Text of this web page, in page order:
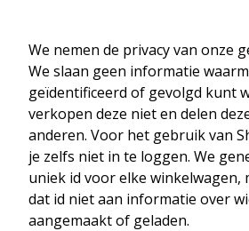
We nemen de privacy van onze
We slaan geen informatie
geïdentificeerd of gevolgd kunt
verkopen deze niet en delen
anderen. Voor het gebruik van
je zelfs niet in te loggen. We
uniek id voor elke winkelwagen,
dat id niet aan informatie over
aangemaakt of geladen.